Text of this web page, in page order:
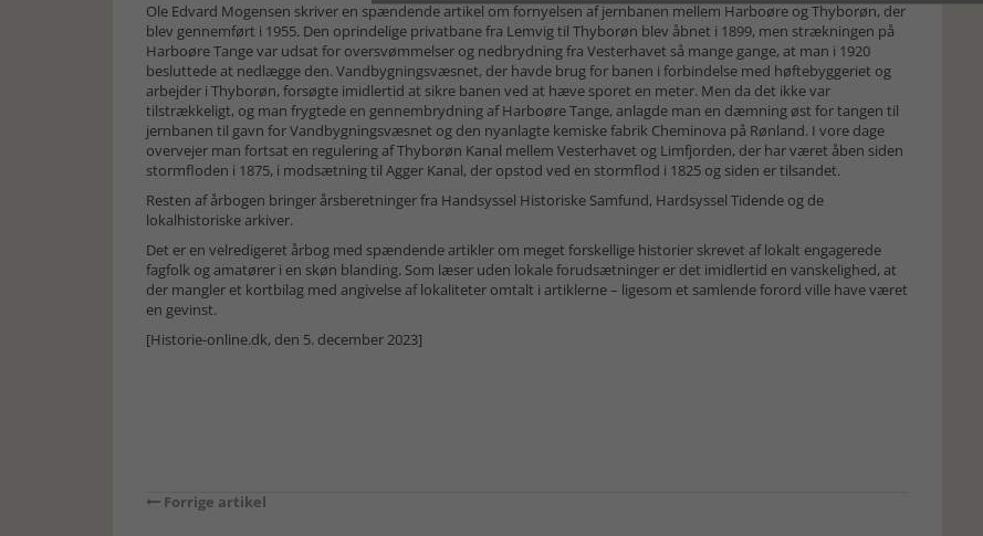
Ole Edvard Mogensen skriver en spændende artikel om fornyelsen af jernbanen mellem Harboøre og Thyborøn, der
blev gennemført i 1955. Den oprindelige privatbane fra Lemvig til Thyborøn blev åbnet i 1899, men strækningen på
Harboøre Tange var udsat for oversvømmelser og nedbrydning fra Vesterhavet så mange gange, at man i 1920
besluttede at nedlægge den. Vandbygningsvæsnet, der havde brug for banen i forbindelse med høftebyggeriet og
arbejder i Thyborøn, forsøgte imidlertid at sikre banen ved at hæve sporet en meter. Men da det ikke var
tilstrækkeligt, og man frygtede en gennembrydning af Harboøre Tange, anlagde man en dæmning øst for tangen til
jernbanen til gavn for Vandbygningsvæsnet og den nyanlagte kemiske fabrik Cheminova på Rønland. I vore dage
overvejer man fortsat en regulering af Thyborøn Kanal mellem Vesterhavet og Limfjorden, der har været åben siden
stormfloden i 1875, i modsætning til Agger Kanal, der opstod ved en stormflod i 1825 og siden er tilsandet.
Resten af årbogen bringer årsberetninger fra Handsyssel Historiske Samfund, Hardsyssel Tidende og de
lokalhistoriske arkiver.
Det er en velredigeret årbog med spændende artikler om meget forskellige historier skrevet af lokalt engagerede
fagfolk og amatører i en skøn blanding. Som læser uden lokale forudsætninger er det imidlertid en vanskelighed, at
der mangler et kortbilag med angivelse af lokaliteter omtalt i artiklerne – ligesom et samlende forord ville have været
en gevinst.
[Historie-online.dk, den 5. december 2023]
Forrige artikel